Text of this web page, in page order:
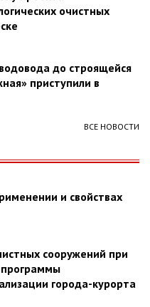
очистных
до строящейся
приступили в
ВСЕ НОВОСТИ
и свойствах
сооружений при
программы
города-курорта